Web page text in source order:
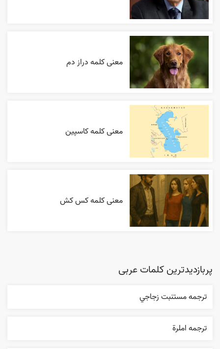
معنی کلمه دراز دم
معنی کلمه کاسپین
معنی کلمه کس کش
پربازدیدترین کلمات عربی
ترجمه مستنبت زجاجي
ترجمه املرة